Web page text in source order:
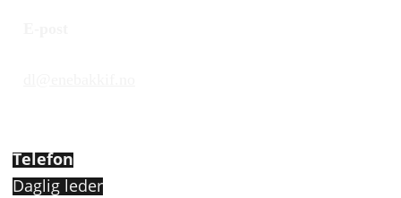
Telefon
Daglig leder